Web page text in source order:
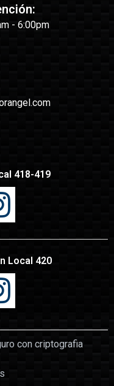
- 6:00pm
418-419
Local 420
con criptografia